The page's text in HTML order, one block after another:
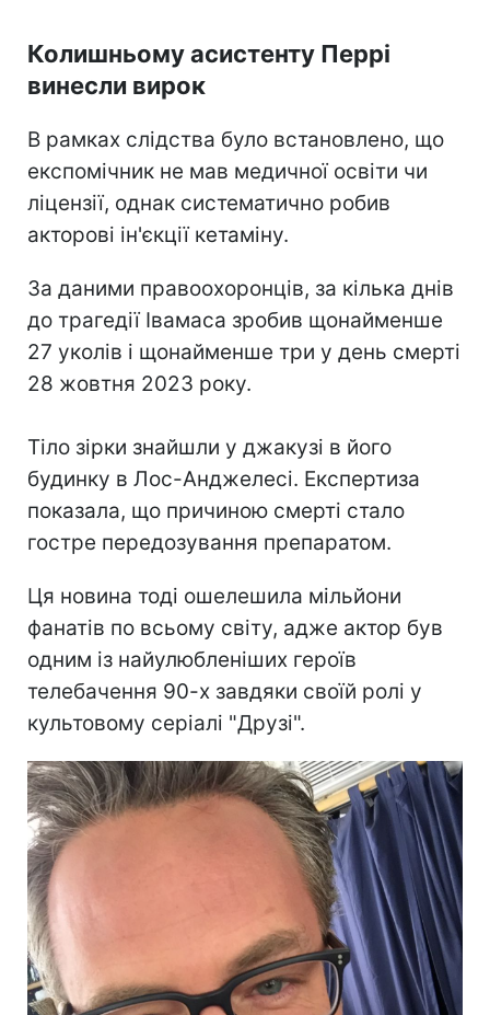
Колишньому асистенту Перрі
винесли вирок
В рамках слідства було встановлено, що
експомічник не мав медичної освіти чи
ліцензії, однак систематично робив
акторові ін'єкції кетаміну.
За даними правоохоронців, за кілька днів
до трагедії Івамаса зробив щонайменше
27 уколів і щонайменше три у день смерті
28 жовтня 2023 року.
Тіло зірки знайшли у джакузі в його
будинку в Лос-Анджелесі. Експертиза
показала, що причиною смерті стало
гостре передозування препаратом.
Ця новина тоді ошелешила мільйони
фанатів по всьому світу, адже актор був
одним із найулюбленіших героїв
телебачення 90-х завдяки своїй ролі у
культовому серіалі "Друзі".